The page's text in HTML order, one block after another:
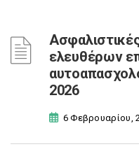
ελευθέρων
2026
6 Φεβρουαρίου,